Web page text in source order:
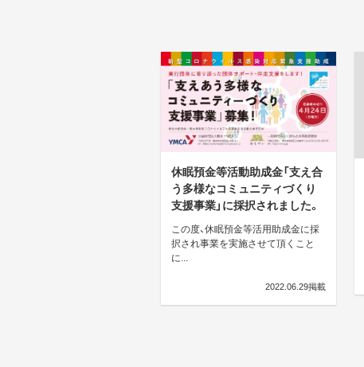
休眠預金等活動助成金「支え合
う多様なコミュニティづくり
支援事業」に採択されました。
この度、休眠預金等活用助成金に採
択され事業を実施させて頂くこと
に...
2022.06.29掲載